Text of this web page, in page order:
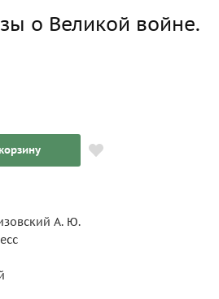
о Великой войне.
А. Ю.